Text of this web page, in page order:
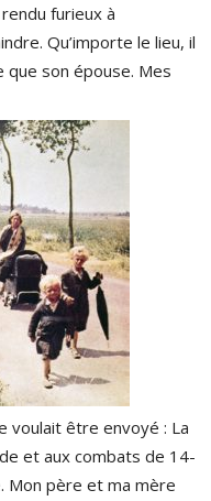
furieux à
Qu’importe le lieu, il
que son épouse. Mes
voulait être envoyé : La
et aux combats de 14-
Mon père et ma mère